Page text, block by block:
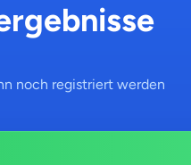
noch registriert werden